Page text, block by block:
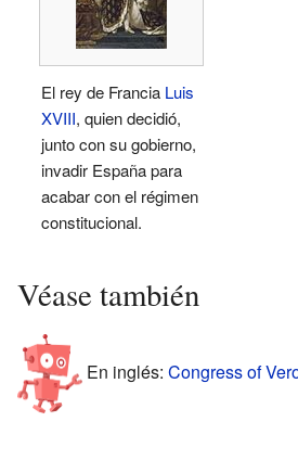
El rey de Francia Luis
XVIII, quien decidió,
junto con su gobierno,
invadir España para
acabar con el régimen
constitucional.
Véase también
En inglés: Congress of